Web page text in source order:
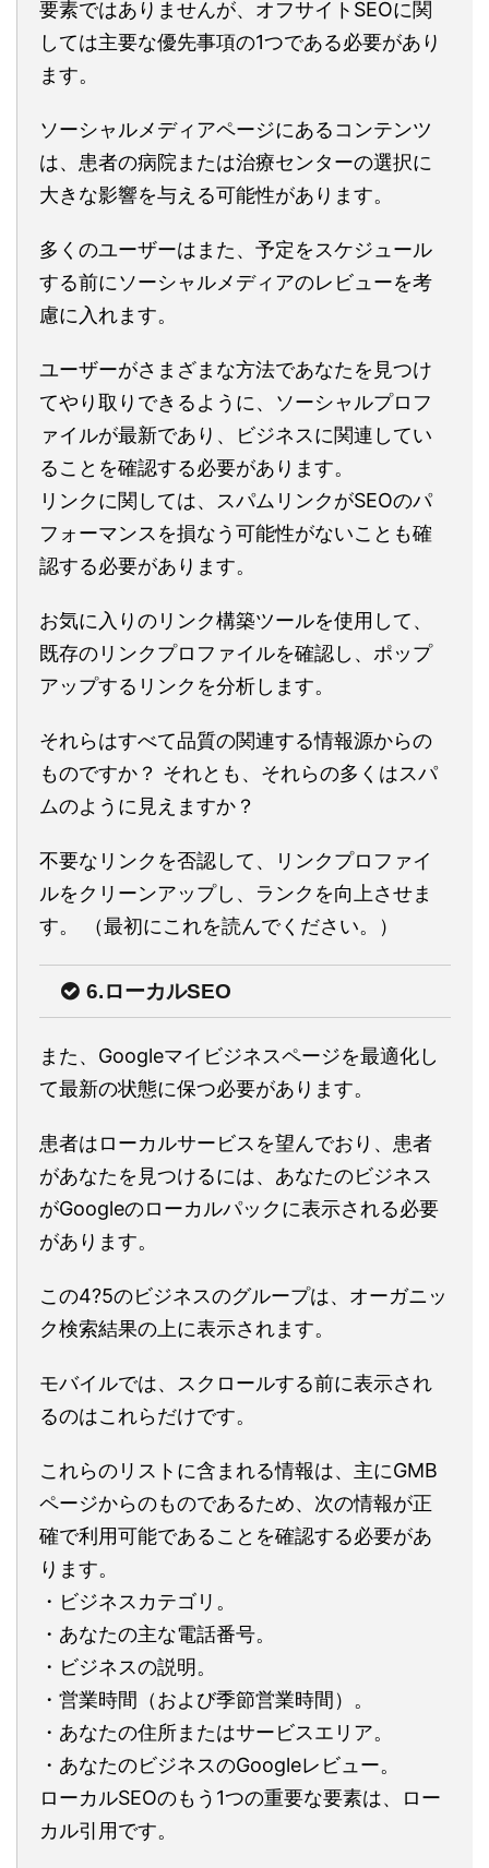
要素ではありませんが、オフサイトSEOに関
しては主要な優先事項の1つである必要があり
ます。
ソーシャルメディアページにあるコンテンツ
は、患者の病院または治療センターの選択に
大きな影響を与える可能性があります。
多くのユーザーはまた、予定をスケジュール
する前にソーシャルメディアのレビューを考
慮に入れます。
ユーザーがさまざまな方法であなたを見つけ
てやり取りできるように、ソーシャルプロフ
ァイルが最新であり、ビジネスに関連してい
ることを確認する必要があります。
リンクに関しては、スパムリンクがSEOのパ
フォーマンスを損なう可能性がないことも確
認する必要があります。
お気に入りのリンク構築ツールを使用して、
既存のリンクプロファイルを確認し、ポップ
アップするリンクを分析します。
それらはすべて品質の関連する情報源からの
ものですか？ それとも、それらの多くはスパ
ムのように見えますか？
不要なリンクを否認して、リンクプロファイ
ルをクリーンアップし、ランクを向上させま
す。 （最初にこれを読んでください。）
6.ローカルSEO
また、Googleマイビジネスページを最適化し
て最新の状態に保つ必要があります。
患者はローカルサービスを望んでおり、患者
があなたを見つけるには、あなたのビジネス
がGoogleのローカルパックに表示される必要
があります。
この4?5のビジネスのグループは、オーガニッ
ク検索結果の上に表示されます。
モバイルでは、スクロールする前に表示され
るのはこれらだけです。
これらのリストに含まれる情報は、主にGMB
ページからのものであるため、次の情報が正
確で利用可能であることを確認する必要があ
ります。
・ビジネスカテゴリ。
・あなたの主な電話番号。
・ビジネスの説明。
・営業時間（および季節営業時間）。
・あなたの住所またはサービスエリア。
・あなたのビジネスのGoogleレビュー。
ローカルSEOのもう1つの重要な要素は、ロー
カル引用です。